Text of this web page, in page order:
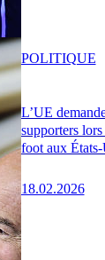
L’UE
supporters
foot aux
18.02.2026
POLITIQUE